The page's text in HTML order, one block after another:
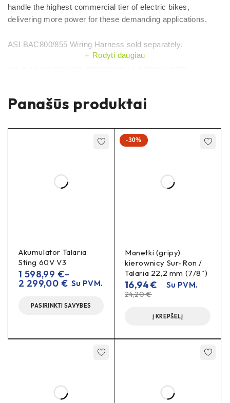
handle the highest commercial tier of electric bikes,
delivering more power for these demanding applications.
ASI BAC800/855 Wiring Harness sold separately.
Naudojant šį gaminį su sistema ar atnaujinimo rinkiniu, kuris
valdiklį garantija nesuteikiama.
NOM. CURRENT 70 Amps
90 Amps
SENSORLESS START Adaptive
Rodyti daugiau
Panašūs produktai
Akumulator Talaria
Sting 60V V3
1 598,99 €–
2 299,00 € Su PVM.
PASIRINKTI SAVYBES
-30%
Manetki (gripy)
kierownicy Sur-Ron /
Talaria 22,2 mm (7/8")
24,20€
16,94€ Su PVM.
Į KREPŠELĮ